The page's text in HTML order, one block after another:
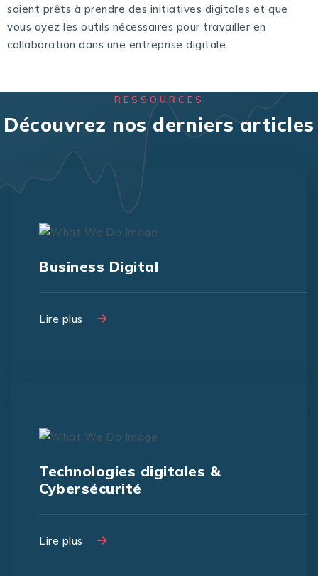
soient prêts à prendre des initiatives digitales et que
vous ayez les outils nécessaires pour travailler en
collaboration dans une entreprise digitale.
RESSOURCES
Découvrez nos derniers articles
Business Digital
Lire plus
Technologies digitales &
Cybersécurité
Lire plus